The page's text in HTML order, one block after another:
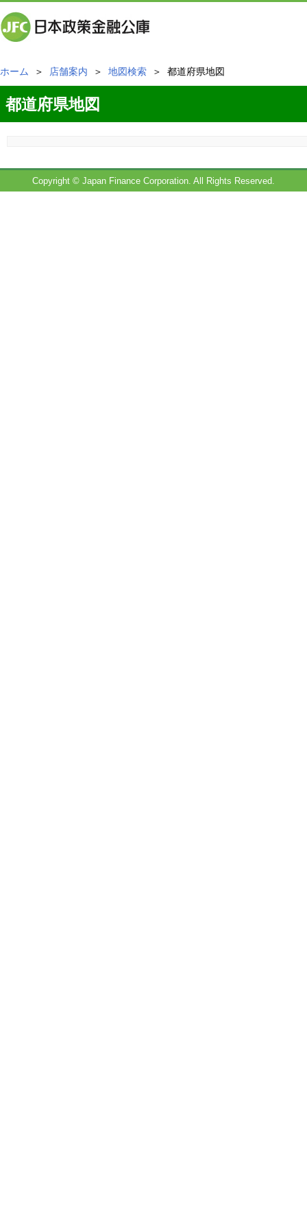
ホーム ＞ 店舗案内 ＞ 地図検索 ＞ 都道府県地図
都道府県地図
Copyright © Japan Finance Corporation. All Rights Reserved.